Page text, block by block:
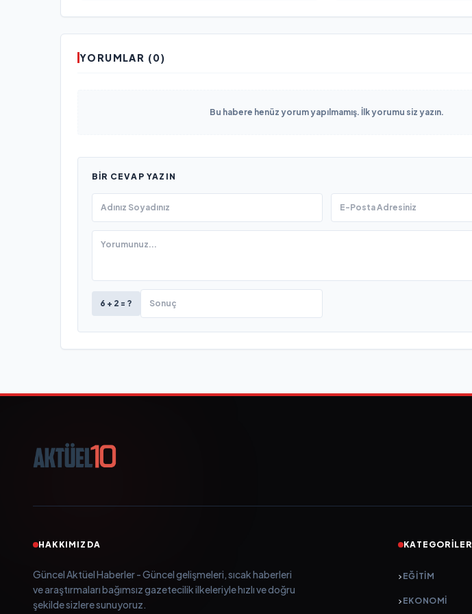
YORUMLAR (0)
Bu habere henüz yorum yapılmamış. İlk yorumu siz yazın.
BIR CEVAP YAZIN
6 + 2 = ?
HAKKIMIZDA
Güncel Aktüel Haberler - Güncel gelişmeleri, sıcak haberleri
ve araştırmaları bağımsız gazetecilik ilkeleriyle hızlı ve doğru
şekilde sizlere sunuyoruz.
KATEGORILER
EĞITIM
EKONOMI